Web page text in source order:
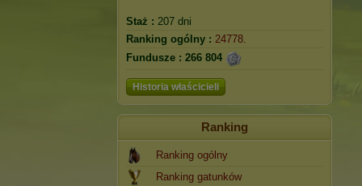
Staż : 207 dni
Ranking ogólny : 24778.
Fundusze : 266 804
Historia właścicieli
Ranking
Ranking ogólny
Ranking gatunków